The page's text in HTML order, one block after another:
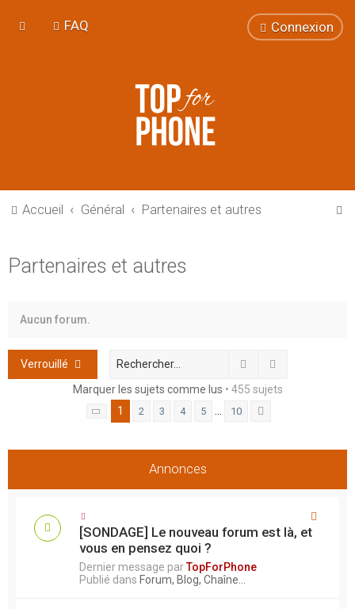
FAQ Connexion
Accueil Général Partenaires et autres
Partenaires et autres
Aucun forum.
Verrouillé Rechercher
Marquer les sujets comme lus • 455 sujets
Page sur 10
1 2 3 4 5 10
Annonces
[SONDAGE] Le nouveau forum est là, et
vous en pensez quoi ?
Dernier message parTopForPhone
Publié dans Forum, Blog, Chaîne...